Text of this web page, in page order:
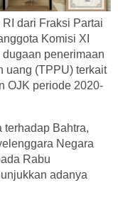
dari Fraksi Partai
Komisi XI
penerimaan
uang (TPPU) terkait
OJK periode 2020-
terhadap Bahtra,
Negara
Rabu
adanya